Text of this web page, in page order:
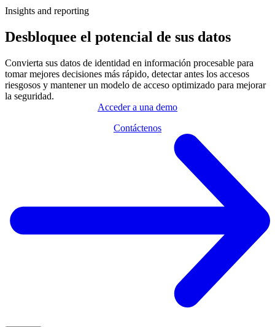
Insights and reporting
Desbloquee el potencial de sus datos
Convierta sus datos de identidad en información procesable para
tomar mejores decisiones más rápido, detectar antes los accesos
riesgosos y mantener un modelo de acceso optimizado para mejorar
la seguridad.
Acceder a una demo
Contáctenos